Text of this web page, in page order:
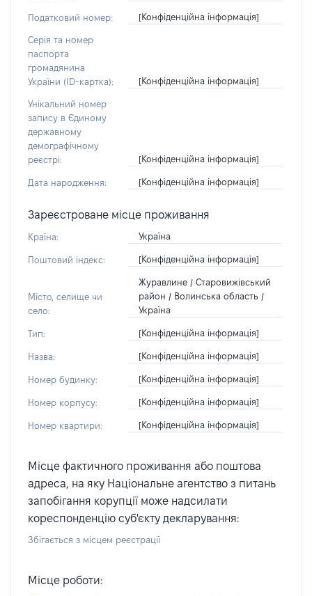
Податковий номер: [Конфіденційна інформація]
Серія та номер
паспорта
громадянина
України (ID-картка):
[Конфіденційна інформація]
Унікальний номер
запису в Єдиному
державному
демографічному
реєстрі:
[Конфіденційна інформація]
Дата народження: [Конфіденційна інформація]
Зареєстроване місце проживання
Країна: Україна
Поштовий індекс: [Конфіденційна інформація]
Місто, селище чи
село:
Журавлине / Старовижівський
район / Волинська область /
Україна
Тип: [Конфіденційна інформація]
Назва: [Конфіденційна інформація]
Номер будинку: [Конфіденційна інформація]
Номер корпусу: [Конфіденційна інформація]
Номер квартири: [Конфіденційна інформація]
Місце фактичного проживання або поштова
адреса, на яку Національне агентство з питань
запобігання корупції може надсилати
кореспонденцію суб'єкту декларування:
Збігається з місцем реєстрації
Місце роботи: